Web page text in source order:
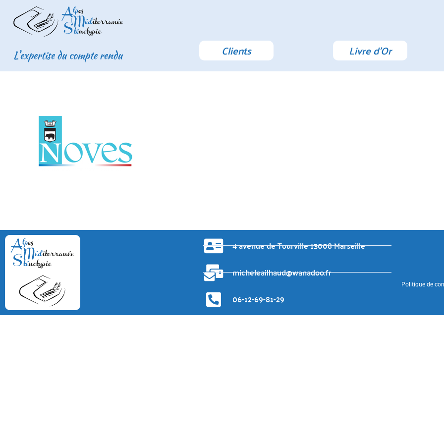
L'expertise du compte rendu Clients Livre d'Or
4 avenue de Tourville 13008 Marseille
micheleailhaud@wanadoo.fr
06-12-69-81-29
Politique de